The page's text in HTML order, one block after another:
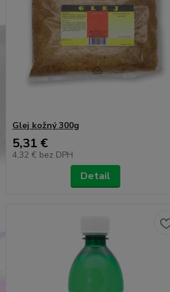
Glej kožný 300g
5,31 €
4,32 € bez DPH
Detail